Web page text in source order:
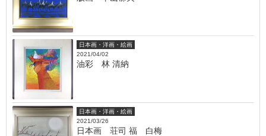
日本画・洋画・絵画
2021/04/02
油彩 林 清納
日本画・洋画・絵画
2021/03/26
日本画 荘司 福 白梅